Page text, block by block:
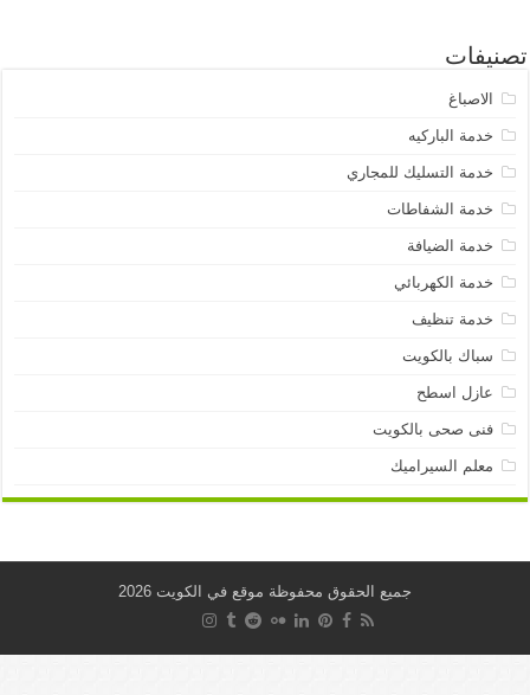
تصنيفات
الاصباغ
خدمة الباركيه
خدمة التسليك للمجاري
خدمة الشفاطات
خدمة الضيافة
خدمة الكهربائي
خدمة تنظيف
سباك بالكويت
عازل اسطح
فنى صحى بالكويت
معلم السيراميك
جميع الحقوق محفوظة موقع في الكويت 2026